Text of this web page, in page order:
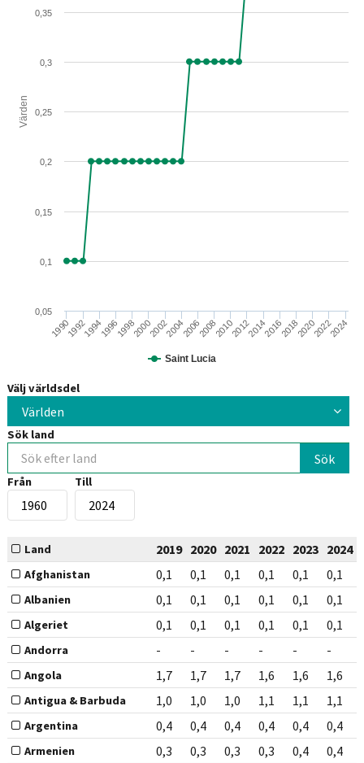
Värden
Saint Lucia
199019921994199619982000200220042006200820102012201420162018202020222024
0,05
0,1
0,15
0,2
0,25
0,3
0,35
Välj världsdel
Världen
Sök land
Från Till
Land 2019 2020 2021 2022 2023 2024
Afghanistan 0,1 0,1 0,1 0,1 0,1 0,1
Albanien 0,1 0,1 0,1 0,1 0,1 0,1
Algeriet 0,1 0,1 0,1 0,1 0,1 0,1
Andorra - - - - - -
Angola 1,7 1,7 1,7 1,6 1,6 1,6
Antigua & Barbuda 1,0 1,0 1,0 1,1 1,1 1,1
Argentina 0,4 0,4 0,4 0,4 0,4 0,4
Armenien 0,3 0,3 0,3 0,3 0,4 0,4